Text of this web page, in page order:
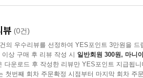
뷰 (0건)
의 우수리뷰를 선정하여 YES포인트 3만원을 드
이상 구매 후 리뷰 작성 시 일반회원 300원, 마니
다운로드 후 작성한 리뷰만 YES포인트 지급됩니
첫번째 회차 주문확정 시점부터 마지막 회차 주